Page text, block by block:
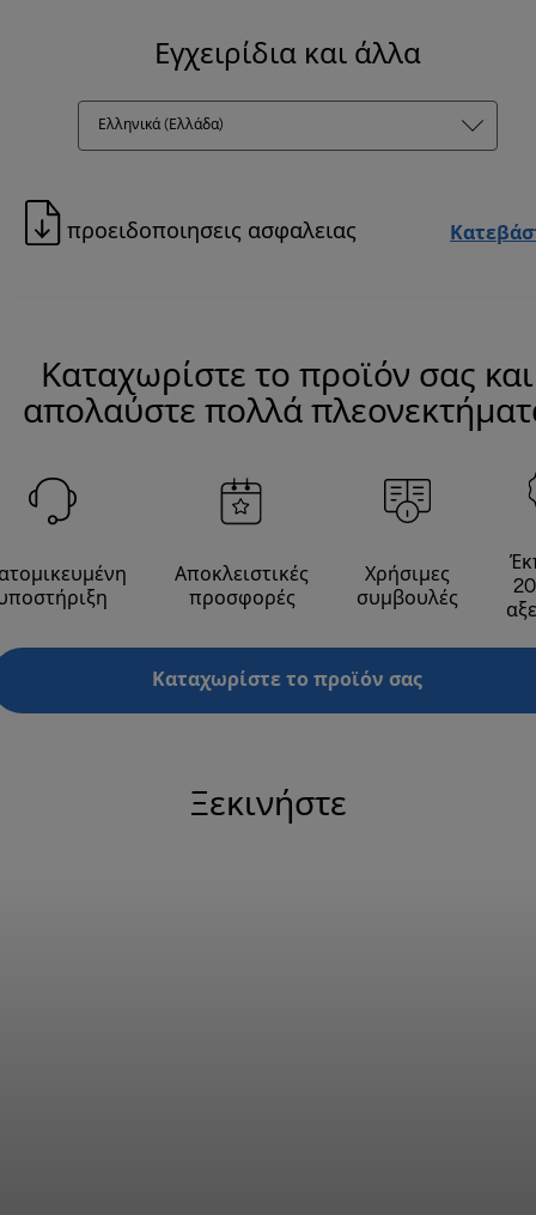
Εγχειρίδια και άλλα
Ελληνικά (Ελλάδα)
προειδοποιησεις ασφαλειας
Καταχωρίστε το προϊόν σας και
απολαύστε πολλά
Αποκλειστικές
προσφορές
Χρήσιμες
συμβουλές
Καταχωρίστε το προϊόν σας
Ξεκινήστε